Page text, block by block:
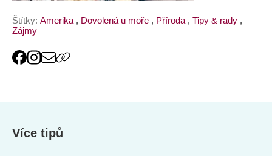
Štítky: Amerika , Dovolená u moře , Příroda , Tipy & rady ,
Zájmy
Více tipů